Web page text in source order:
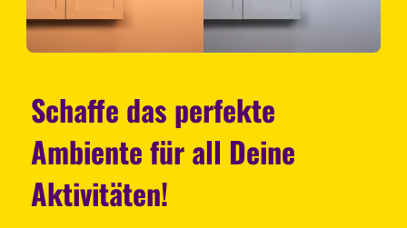
Schaffe das perfekte
Ambiente für all Deine
Aktivitäten!